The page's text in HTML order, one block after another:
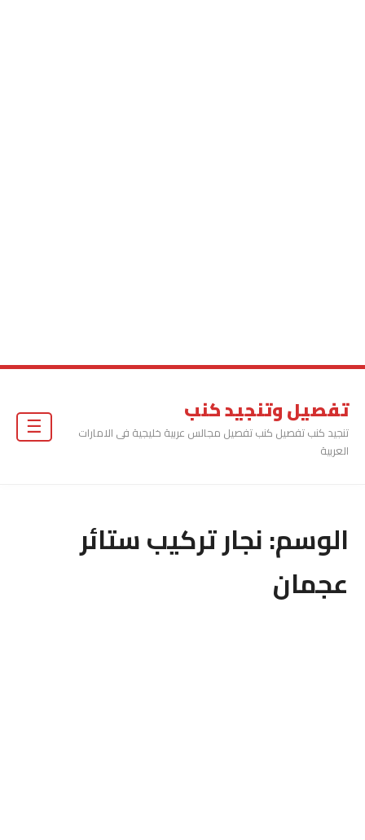
تفصيل وتنجيد كنب
تنجيد كنب تفصيل كنب تفصيل مجالس عربية خليجية فى الامارات
العربية
الوسم:نجار تركيب ستائر
عجمان